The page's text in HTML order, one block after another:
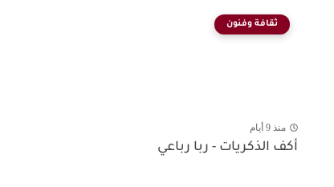
ثقافة وفنون
منذ 9 أيام
أكف الذكريات - ربا رباعي